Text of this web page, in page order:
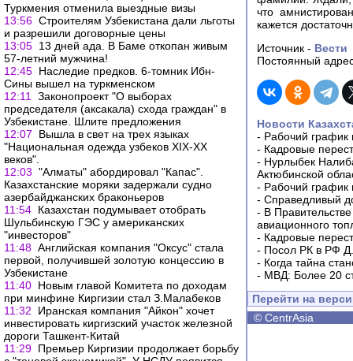
Туркмения отменила выездные визы
13:56 Строителям Узбекистана дали льготы
и разрешили договорные цены
13:05 13 дней ада. В Баме откопан живым
57-летний мужчина!
12:45 Наследие предков. 6-томник Ибн-
Сины вышел на туркменском
12:11
Законопроект "О выборах
председателя (аксакала) схода граждан" в
Узбекистане. Шлите предложения
12:07
Вышла в свет на трех языках
"Национальная одежда узбеков XIX-XX
веков".
12:03 "Алматы" абордировал "Капас".
Казахстанские моряки задержали судно
азербайджанских браконьеров
11:54 Казахстан подумывает отобрать
Шульбинскую ГЭС у американских
"инвесторов"
11:48 Английская компания "Оксус" стала
первой, получившей золотую концессию в
Узбекистане
11:40 Новым главой Комитета по доходам
при минфине Киргизии стал З.Малабеков
11:32
Иранская компания "Айкон" хочет
инвестировать киргизский участок железной
дороги Ташкент-Китай
11:29 Премьер Киргизии продолжает борьбу
что
кажется
Источник - Вести
Постоянный
Новости
- Рабочий график
- Кадровые
- Нурлыбек
Актюбинской
- Рабочий график
- Справедливый
- В
авиационного
- Кадровые
- Посол РК в РФ
- Когда тайна
- МВД: Более 20
Перейти на
© CentrAsia